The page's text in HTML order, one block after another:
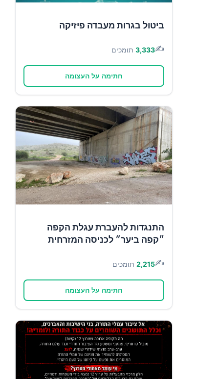
ביטול בגרות מעבדה פיזיקה
✍️
3,333 תומכים
חתימה על העצומה
התנגדות להעברת עגלת הקפה
״קפה ביער״ לכניסה המזרחית
✍️
2,215 תומכים
חתימה על העצומה